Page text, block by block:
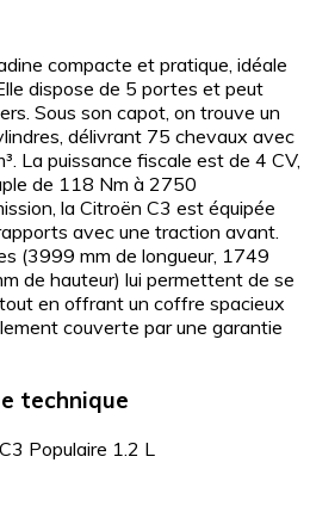
compacte et pratique, idéale
dispose de 5 portes et peut
Sous son capot, on trouve un
délivrant 75 chevaux avec
La puissance fiscale est de 4 CV,
de 118 Nm à 2750
la Citroën C3 est équipée
avec une traction avant.
(3999 mm de longueur, 1749
de hauteur) lui permettent de se
en offrant un coffre spacieux
couverte par une garantie
technique
Populaire 1.2 L